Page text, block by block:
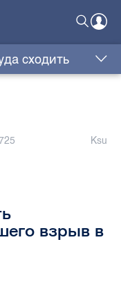
сходить
Ksu
взрыв в